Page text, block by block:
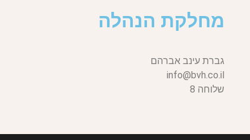
מחלקת הנהלה
גברת עינב אברהם
info@bvh.co.il
שלוחה 8